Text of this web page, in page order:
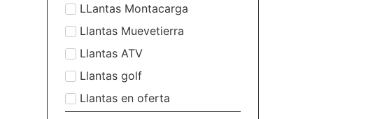
LLantas Montacarga​
Llantas Muevetierra
Llantas ATV
Llantas golf
Llantas en oferta